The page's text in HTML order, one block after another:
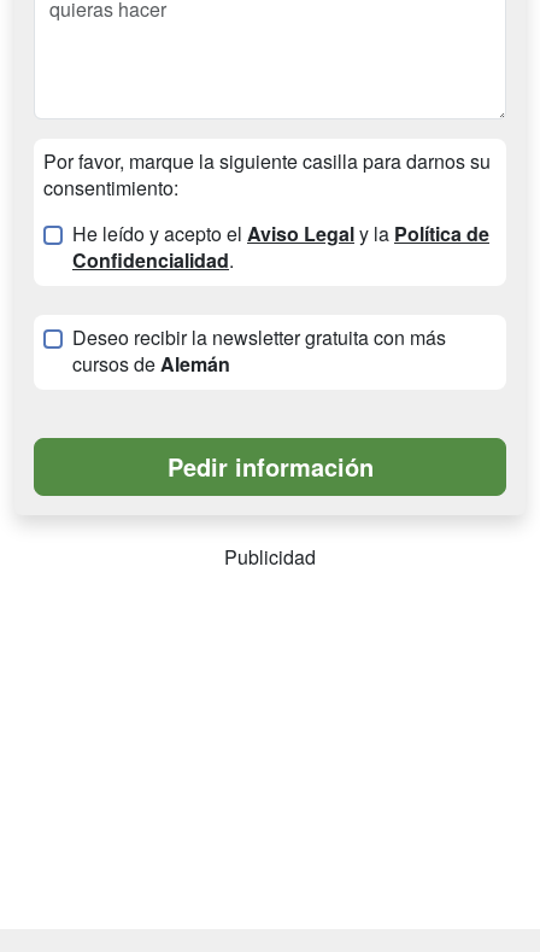
Por favor, marque la siguiente casilla para darnos su
consentimiento:
He leído y acepto el Aviso Legaly la Política de
Confidencialidad.
Deseo recibir la newsletter gratuita con más
cursos deAlemán
Publicidad